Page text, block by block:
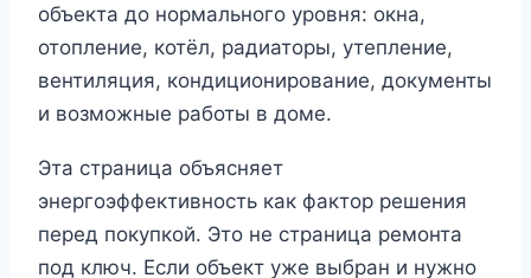
объекта до нормального уровня: окна,
отопление, котёл, радиаторы, утепление,
вентиляция, кондиционирование, документы
и возможные работы в доме.
Эта страница объясняет
энергоэффективность как фактор решения
перед покупкой. Это не страница ремонта
под ключ. Если объект уже выбран и нужно